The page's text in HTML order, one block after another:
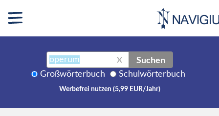
X Suchen
Großwörterbuch Schulwörterbuch
Werbefrei nutzen (5,99 EUR/Jahr)